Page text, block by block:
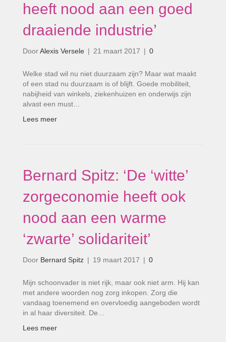
heeft nood aan een goed
draaiende industrie’
DoorAlexis Versele | 21 maart 2017 | 0
Welke stad wil nu niet duurzaam zijn? Maar wat maakt
of een stad nu duurzaam is of blijft. Goede mobiliteit,
nabijheid van winkels, ziekenhuizen en onderwijs zijn
alvast een must…
Lees meer
Bernard Spitz: ‘De ‘witte’
zorgeconomie heeft ook
nood aan een warme
‘zwarte’ solidariteit’
Door Bernard Spitz | 19 maart 2017 | 0
Mijn schoonvader is niet rijk, maar ook niet arm. Hij kan
met andere woorden nog zorg inkopen. Zorg die
vandaag toenemend en overvloedig aangeboden wordt
in al haar diversiteit. De…
Lees meer